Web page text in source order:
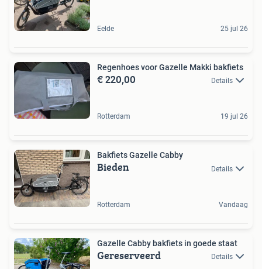
Eelde 25 jul 26
Regenhoes voor Gazelle Makki bakfiets
€ 220,00 Details
Rotterdam 19 jul 26
Bakfiets Gazelle Cabby
Bieden Details
Rotterdam Vandaag
Gazelle Cabby bakfiets in goede staat
Gereserveerd Details